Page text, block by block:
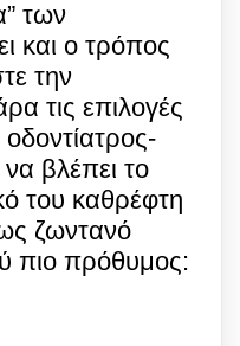
των
και ο τρόπος
την
τις επιλογές
να βλέπει το
του καθρέφτη
ως ζωντανό
πιο πρόθυμος: